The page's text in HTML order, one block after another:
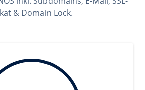
& Domain Lock.